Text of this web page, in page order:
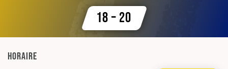
18 – 20
Horaire